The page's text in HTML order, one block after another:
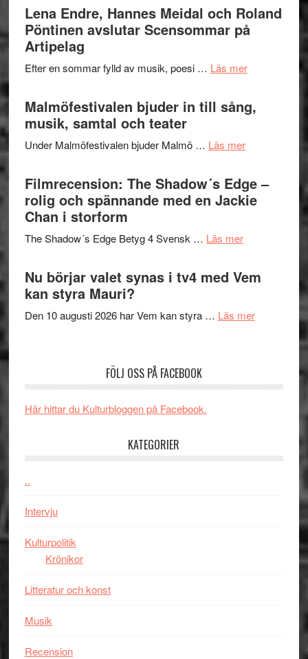
Delvis
bortom
terräng
–
Lena Endre, Hannes Meidal och Roland
Pöntinen avslutar Scensommar på
Artipelag
Efter en sommar fylld av musik, poesi … Läs merom
Hannes
Pöntinen
avslutar
Scensommar
Malmöfestivalen bjuder in till sång,
musik, samtal och teater
Under Malmöfestivalen bjuder Malmö … Läs merom
in
till
och
Filmrecension: The Shadow´s Edge –
rolig och spännande med en Jackie
Chan i storform
The Shadow´s Edge Betyg 4 Svensk … Läs merom
Shadow
Edge
spännande
Nu börjar valet synas i tv4 med Vem
kan styra Mauri?
Den 10 augusti 2026 har Vem kan styra … Läs merom
kan
FÖLJ OSS PÅ FACEBOOK
Här hittar du Kulturbloggen på Facebook.
KATEGORIER
..
Intervju
Kulturpolitik
Krönikor
Litteratur och konst
Musik
Recension